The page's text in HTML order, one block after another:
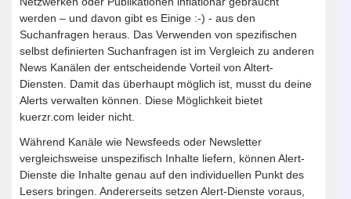
werden – und davon gibt es Einige :-) - aus den
Suchanfragen heraus. Das Verwenden von spezifischen
selbst definierten Suchanfragen ist im Vergleich zu anderen
News Kanälen der entscheidende Vorteil von Altert-
Diensten. Damit das überhaupt möglich ist, musst du deine
Alerts verwalten können. Diese Möglichkeit bietet
kuerzr.com leider nicht.
Während Kanäle wie Newsfeeds oder Newsletter
vergleichsweise unspezifisch Inhalte liefern, können Alert-
Dienste die Inhalte genau auf den individuellen Punkt des
Lesers bringen. Andererseits setzen Alert-Dienste voraus,